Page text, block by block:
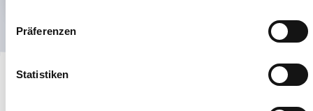
Präferenzen
Statistiken